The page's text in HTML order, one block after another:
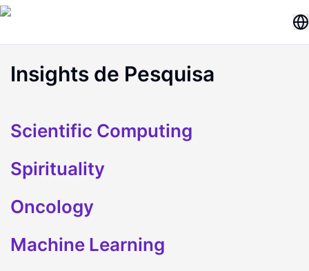
Insights de Pesquisa
Scientific Computing
Spirituality
Oncology
Machine Learning